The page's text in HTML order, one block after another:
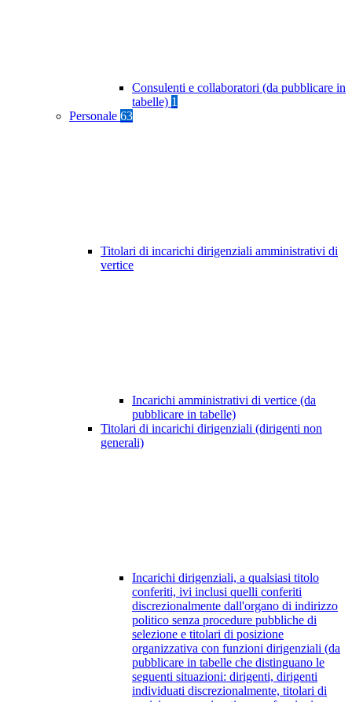
Consulenti e collaboratori (da pubblicare in
tabelle) 1
Personale 63
Titolari di incarichi dirigenziali amministrativi di
vertice
Incarichi amministrativi di vertice (da
pubblicare in tabelle)
Titolari di incarichi dirigenziali (dirigenti non
generali)
Incarichi dirigenziali, a qualsiasi titolo
conferiti, ivi inclusi quelli conferiti
discrezionalmente dall'organo di indirizzo
politico senza procedure pubbliche di
selezione e titolari di posizione
organizzativa con funzioni dirigenziali (da
pubblicare in tabelle che distinguano le
seguenti situazioni: dirigenti, dirigenti
individuati discrezionalmente, titolari di